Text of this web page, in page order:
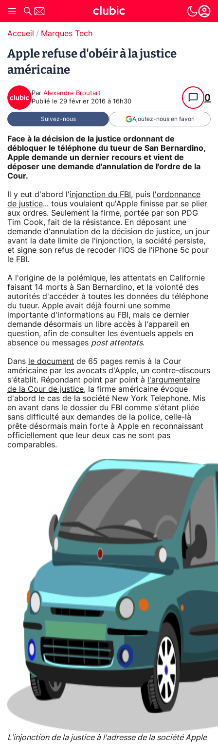
Accueil Marques Tech
Apple refuse d'obéir à la justice
américaine
Par Alexandre Broutart
Publié le 29 février 2016 à 16h30 0
Suivez-nous Ajoutez-nous en favori
Face à la décision de la justice ordonnant de
débloquer le téléphone du tueur de San Bernardino,
Apple demande un dernier recours et vient de
déposer une demande d'annulation de l'ordre de la
Cour.
Il y eut d'abord l'injonction du FBI , puis
l'ordonnance
de justice... tous voulaient qu'Apple finisse par se plier
aux ordres. Seulement la firme, portée par son PDG
Tim Cook, fait de la résistance. En déposant une
demande d'annulation de la décision de justice, un jour
avant la date limite de l'injonction, la société persiste,
et signe son refus de recoder l'iOS de l'iPhone 5c pour
le FBI.
A l'origine de la polémique, les attentats en Californie
faisant 14 morts à San Bernardino, et la volonté des
autorités d'accéder à toutes les données du téléphone
du tueur. Apple avait déjà fourni une somme
importante d'informations au FBI, mais ce dernier
demande désormais un libre accès à l'appareil en
question, afin de consulter les éventuels appels en
absence ou messages post attentats.
Dans le document de 65 pages remis à la Cour
américaine par les avocats d'Apple, un contre-discours
s'établit. Répondant point par point à
l'argumentaire
de la Cour de justice, la firme américaine évoque
d'abord le cas de la société New York Telephone. Mis
en avant dans le dossier du FBI comme s'étant pliée
sans difficulté aux demandes de la police, celle-là
prête désormais main forte à Apple en reconnaissant
officiellement que leur deux cas ne sont pas
comparables.
L'injonction de la justice à l'adresse de la société Apple